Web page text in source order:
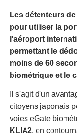
Les détenteurs
pour utiliser la
l'aéroport
permettant le
moins de 60
biométrique et le
Il s'agit d'un
citoyens japonais
voies eGate
KLIA2, en